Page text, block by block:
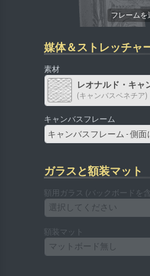
媒体＆ストレッチャ
素材
レオナルド・キャ
(キャンバスベネチア)
キャンバスフレーム
キャンバスフレーム - 側面
ガラスと額装マット
額用ガラス (バックボードを
選択してください
額装マット
マットボード無し